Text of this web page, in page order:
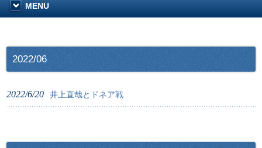
MENU
2022/06
2022/6/20 井上直哉とドネア戦